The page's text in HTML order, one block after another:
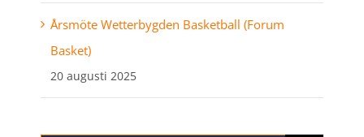
Årsmöte Wetterbygden Basketball (Forum
Basket)
20 augusti 2025